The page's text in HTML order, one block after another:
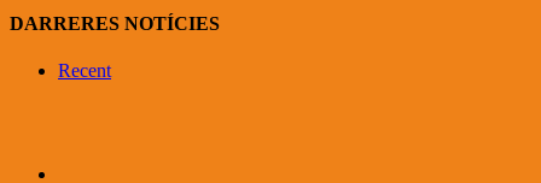
DARRERES NOTÍCIES
Recent